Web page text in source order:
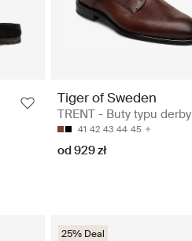
Tiger of Sweden
TRENT - Buty typu derby
41 42 43 44 45
od 929 zł
25% Deal